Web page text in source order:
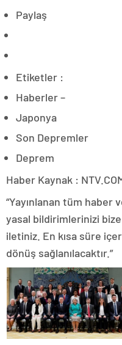
Paylaş
Etiketler :
Haberler –
Japonya
Son Depremler
Deprem
Haber Kaynak :
“Yayınlanan tüm haber
yasal bildirimlerinizi
iletiniz. En kısa süre
dönüş sağlanılacaktır.”